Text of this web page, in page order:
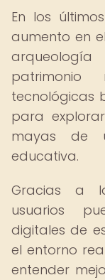
En los
aumento en
patrimonio
tecnológicas
para
mayas de
educativa.
Gracias a
usuarios
digitales de
el entorno
entender